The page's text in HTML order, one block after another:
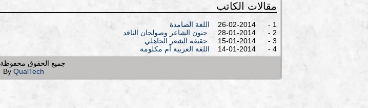
مقالات الكاتب
1 - 26-02-2014
اللغة الصامدة
2 - 28-01-2014
جنون الشاعر وصولجان الناقد
3 - 15-01-2014
حقيقة الشعر الجاهلي
4 - 14-01-2014
اللغة العربية أم مكلومة
جميع الحقوق محفوظة ٢٠١٣
By QualTech